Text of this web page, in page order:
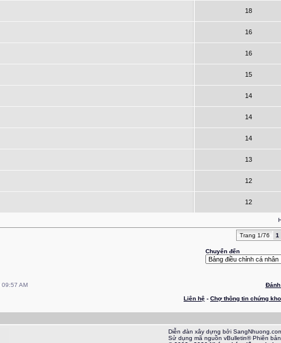
18
16
16
15
14
14
14
13
12
12
Trang 1/76 1
Chuyển đến
09:57 AM
Liên hệ - Chợ thông tin chứng
Diễn đàn xây dựng bởi
Sử dụng mã nguồn vBulletin® Phiên